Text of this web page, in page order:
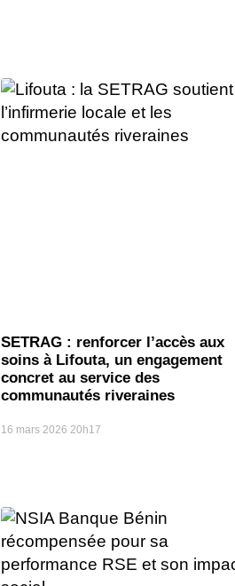
SETRAG : renforcer l’accès aux
soins à Lifouta, un engagement
concret au service des
communautés riveraines
16 mars 2026 20h17